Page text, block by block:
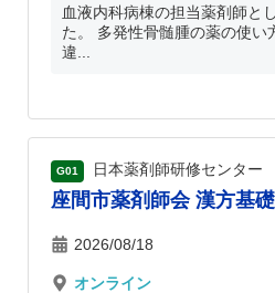
血液内科病棟の担当薬剤師と
た。 多発性骨髄腫の薬の使い
違...
G01 日本薬剤師研修センター
座間市薬剤師会 漢方基
2026/08/18
オンライン